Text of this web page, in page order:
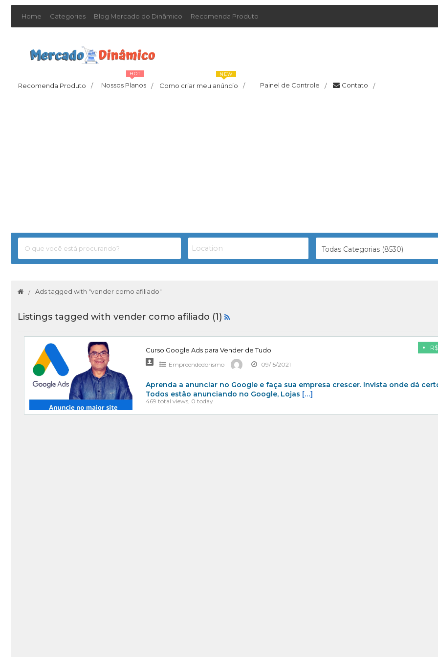
Home Categories Blog Mercado do Dinâmico Recomenda Produto
Recomenda Produto / Nossos Planos /
HOT
Como criar meu anúncio /
NEW
Painel de Controle / Contato /
Todas Categorias (8530)
Ads tagged with "vender como afiliado"
Listings tagged with vender como afiliado (1)
Curso Google Ads para Vender de Tudo
Empreendedorismo 09/15/2021
Aprenda a anunciar no Google e faça sua empresa crescer. Invista onde dá
Todos estão anunciando no Google, Lojas […]
469 total views, 0 today